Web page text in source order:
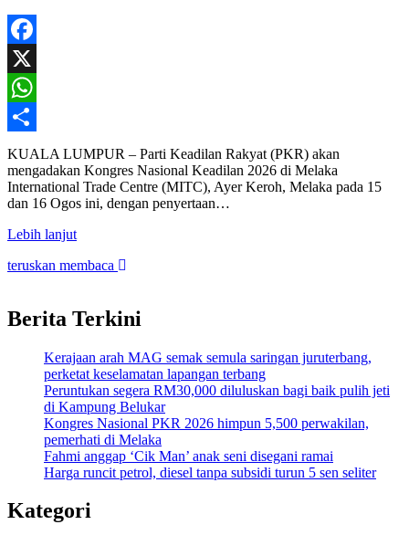
Facebook
X
WhatsApp
Share
KUALA LUMPUR – Parti Keadilan Rakyat (PKR) akan
mengadakan Kongres Nasional Keadilan 2026 di Melaka
International Trade Centre (MITC), Ayer Keroh, Melaka pada 15
dan 16 Ogos ini, dengan penyertaan…
Lebih lanjut
teruskan membaca
Berita Terkini
Kerajaan arah MAG semak semula saringan juruterbang,
perketat keselamatan lapangan terbang
Peruntukan segera RM30,000 diluluskan bagi baik pulih jeti
di Kampung Belukar
Kongres Nasional PKR 2026 himpun 5,500 perwakilan,
pemerhati di Melaka
Fahmi anggap ‘Cik Man’ anak seni disegani ramai
Harga runcit petrol, diesel tanpa subsidi turun 5 sen seliter
Kategori